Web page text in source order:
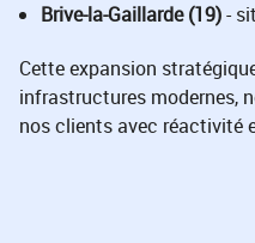
Brive-la-Gaillarde (19)-
Cette expansion
infrastructures modernes,
nos clients avec réactivité